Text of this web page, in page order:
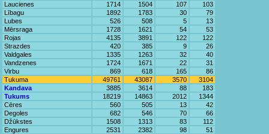
Laucienes
1714 1504 107
103
Lībagu
1892 1783 30
79
Lubes
526 508 5
13
Mērsraga
1728 1621 54
53
Rojas
4135 3891 122
122
Strazdes
420 385 9
26
Valdgales
1335 1263 32
40
Vandzenes
1724 1671 22
31
Virbu
869 618 165
86
Tukuma
49761 43087 3570
3104
Kandava
3885 3614 88
183
Tukums
18219 14863 2012
1344
Cēres
560 505 13
42
Degoles
682 546 70
66
Džūkstes
1508 1313 83
112
Engures
2531 2382 98
51